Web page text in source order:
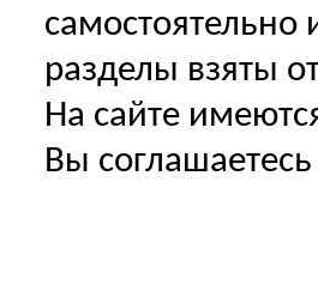
самостоятельно
разделы взяты
На сайте
Вы